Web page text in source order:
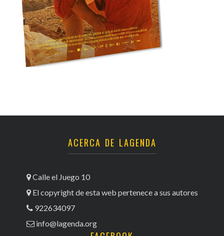
ACERCA DE LAGENDA
Calle el Juego 10
El copyright de esta web pertenece a sus autores
922634097
info@lagenda.org